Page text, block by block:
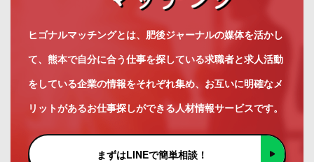
ヒゴナルマッチングとは、肥後ジャーナルの媒体を活かし
て、熊本で自分に合う仕事を探している求職者と求人活動
をしている企業の情報をそれぞれ集め、お互いに明確なメ
リットがあるお仕事探しができる人材情報サービスです。
まずはLINEで簡単相談！